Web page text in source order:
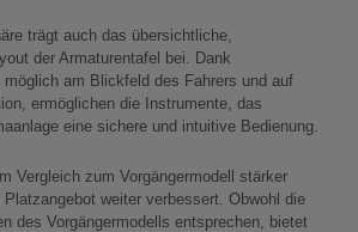
trägt auch das übersichtliche,
der Armaturentafel bei. Dank
möglich am Blickfeld des Fahrers und auf
ermöglichen die Instrumente, das
eine sichere und intuitive Bedienung.
Vergleich zum Vorgängermodell stärker
weiter verbessert. Obwohl die
des Vorgängermodells entsprechen, bietet